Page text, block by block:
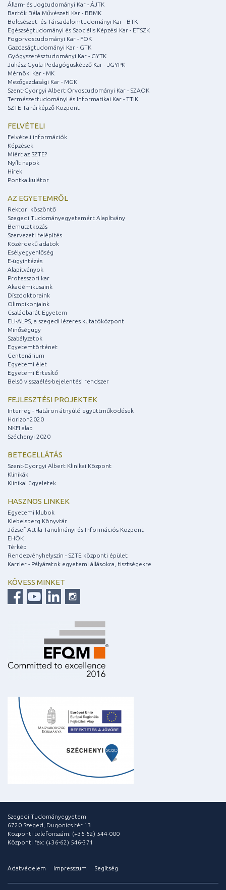
Állam- és Jogtudományi Kar - ÁJTK
Bartók Béla Művészeti Kar - BBMK
Bölcsészet- és Társadalomtudományi Kar - BTK
Egészségtudományi és Szociális Képzési Kar - ETSZK
Fogorvostudományi Kar - FOK
Gazdaságtudományi Kar - GTK
Gyógyszerésztudományi Kar - GYTK
Juhász Gyula Pedagógusképző Kar - JGYPK
Mérnöki Kar - MK
Mezőgazdasági Kar - MGK
Szent-Györgyi Albert Orvostudományi Kar - SZAOK
Természettudományi és Informatikai Kar - TTIK
SZTE Tanárképző Központ
FELVÉTELI
Felvételi információk
Képzések
Miért az SZTE?
Nyílt napok
Hírek
Pontkalkulátor
AZ EGYETEMRŐL
Rektori köszöntő
Szegedi Tudományegyetemért Alapítvány
Bemutatkozás
Szervezeti felépítés
Közérdekű adatok
Esélyegyenlőség
E-ügyintézés
Alapítványok
Professzori kar
Akadémikusaink
Díszdoktoraink
Olimpikonjaink
Családbarát Egyetem
ELI-ALPS, a szegedi lézeres kutatóközpont
Minőségügy
Szabályzatok
Egyetemtörténet
Centenárium
Egyetemi élet
Egyetemi Értesítő
Belső visszaélés-bejelentési rendszer
FEJLESZTÉSI PROJEKTEK
Interreg - Határon átnyúló együttműködések
Horizon2020
NKFI alap
Széchenyi 2020
BETEGELLÁTÁS
Szent-Györgyi Albert Klinikai Központ
Klinikák
Klinikai ügyeletek
HASZNOS LINKEK
Egyetemi klubok
Klebelsberg Könyvtár
József Attila Tanulmányi és Információs Központ
EHÖK
Térkép
Rendezvényhelyszín - SZTE központi épület
Karrier - Pályázatok egyetemi állásokra, tisztségekre
KÖVESS MINKET
Szegedi Tudományegyetem
6720 Szeged, Dugonics tér 13.
Központi telefonszám: (+36-62) 544-000
Központi fax: (+36-62) 546-371
Adatvédelem Impresszum Segítség